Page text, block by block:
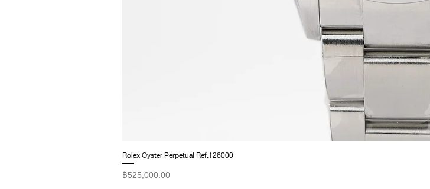
Rolex Oyster Perpetual Ref.126000
ราคา
฿525,000.00